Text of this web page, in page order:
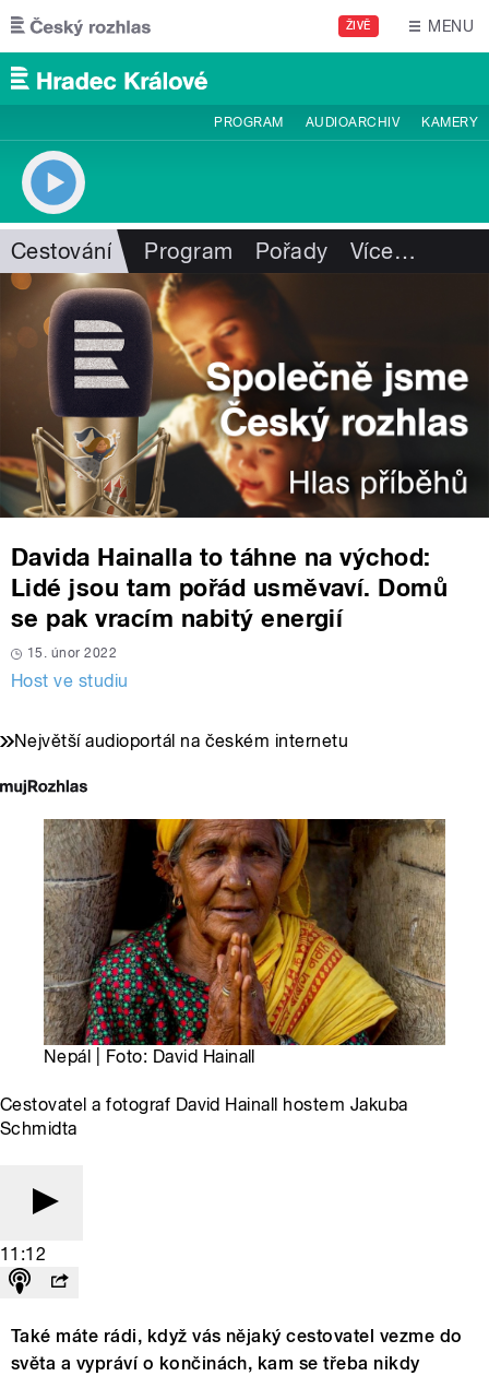
Přejít k hlavnímu obsahu
ŽIVĚ MENU
PROGRAM AUDIOARCHIV KAMERY
Cestování Program Pořady Více…
Davida Hainalla to táhne na východ:
Lidé jsou tam pořád usměvaví. Domů
se pak vracím nabitý energií
15. únor 2022
Host ve studiu
Největší audioportál na českém internetu
Nepál | Foto: David Hainall
Cestovatel a fotograf David Hainall hostem Jakuba
Schmidta
11:12
Také máte rádi, když vás nějaký cestovatel vezme do
světa a vypráví o končinách, kam se třeba nikdy